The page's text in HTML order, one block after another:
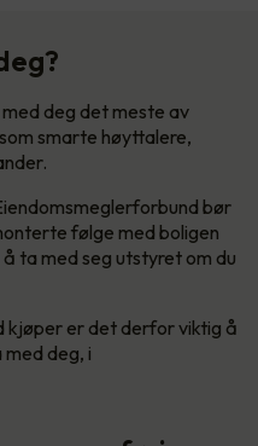
deg det meste av
smarte høyttalere,
bør
følge med boligen
ta med seg utstyret om du
kjøper er det derfor viktig å
deg, i